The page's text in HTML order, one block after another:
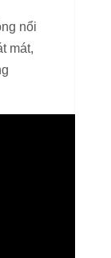
nổi
mát,